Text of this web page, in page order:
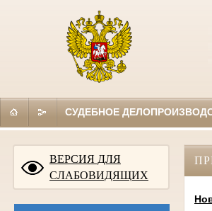
СУДЕБНОЕ
ВЕРСИЯ ДЛЯ
СЛАБОВИДЯЩИХ